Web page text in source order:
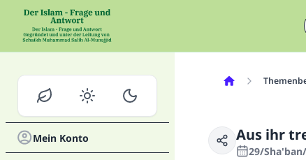
Mein Konto Aus ihr
29/